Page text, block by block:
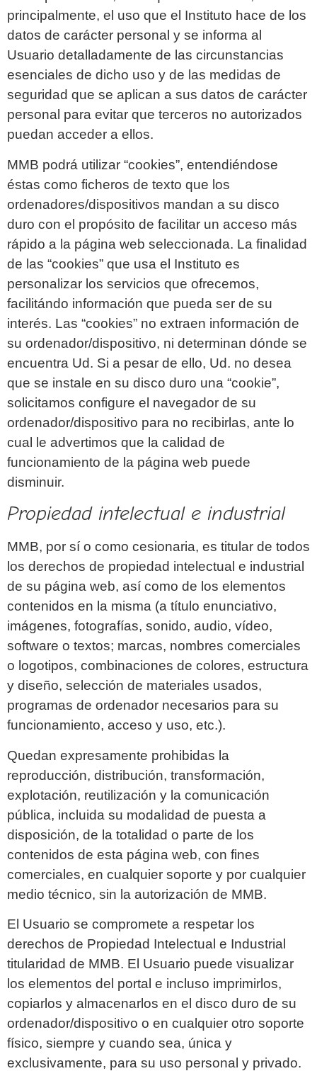
principalmente, el uso que el Instituto hace de los
datos de carácter personal y se informa al
Usuario detalladamente de las circunstancias
esenciales de dicho uso y de las medidas de
seguridad que se aplican a sus datos de carácter
personal para evitar que terceros no autorizados
puedan acceder a ellos.
MMB podrá utilizar “cookies”, entendiéndose
éstas como ficheros de texto que los
ordenadores/dispositivos mandan a su disco
duro con el propósito de facilitar un acceso más
rápido a la página web seleccionada. La finalidad
de las “cookies” que usa el Instituto es
personalizar los servicios que ofrecemos,
facilitándo información que pueda ser de su
interés. Las “cookies” no extraen información de
su ordenador/dispositivo, ni determinan dónde se
encuentra Ud. Si a pesar de ello, Ud. no desea
que se instale en su disco duro una “cookie”,
solicitamos configure el navegador de su
ordenador/dispositivo para no recibirlas, ante lo
cual le advertimos que la calidad de
funcionamiento de la página web puede
disminuir.
Propiedad intelectual e industrial
MMB, por sí o como cesionaria, es titular de todos
los derechos de propiedad intelectual e industrial
de su página web, así como de los elementos
contenidos en la misma (a título enunciativo,
imágenes, fotografías, sonido, audio, vídeo,
software o textos; marcas, nombres comerciales
o logotipos, combinaciones de colores, estructura
y diseño, selección de materiales usados,
programas de ordenador necesarios para su
funcionamiento, acceso y uso, etc.).
Quedan expresamente prohibidas la
reproducción, distribución, transformación,
explotación, reutilización y la comunicación
pública, incluida su modalidad de puesta a
disposición, de la totalidad o parte de los
contenidos de esta página web, con fines
comerciales, en cualquier soporte y por cualquier
medio técnico, sin la autorización de MMB.
El Usuario se compromete a respetar los
derechos de Propiedad Intelectual e Industrial
titularidad de MMB. El Usuario puede visualizar
los elementos del portal e incluso imprimirlos,
copiarlos y almacenarlos en el disco duro de su
ordenador/dispositivo o en cualquier otro soporte
físico, siempre y cuando sea, única y
exclusivamente, para su uso personal y privado.